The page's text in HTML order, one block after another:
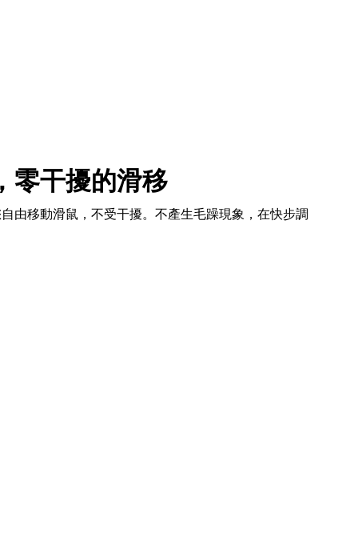
零干擾的滑移
由移動滑鼠，不受干擾。不產生毛躁現象，在快步調